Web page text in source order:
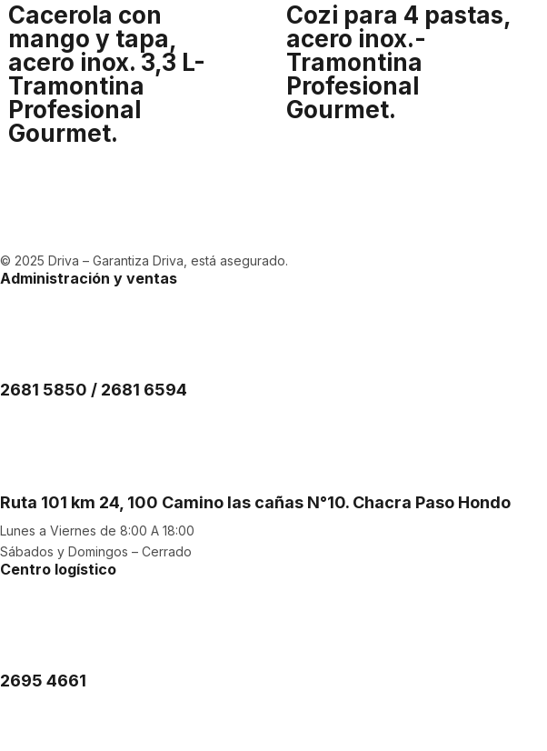
Cacerola con
mango y tapa,
acero inox. 3,3 L-
Tramontina
Profesional
Gourmet.
Cozi para 4 pastas,
acero inox.-
Tramontina
Profesional
Gourmet.
© 2025 Driva – Garantiza Driva, está asegurado.
Administración y ventas
2681 5850 / 2681 6594
Ruta 101 km 24, 100 Camino las cañas N°10. Chacra Paso Hondo
Lunes a Viernes de 8:00 A 18:00
Sábados y Domingos – Cerrado
Centro logístico
2695 4661